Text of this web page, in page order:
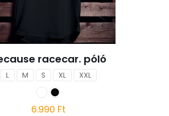
racecar. póló
L M S XL XXL
6.990 Ft